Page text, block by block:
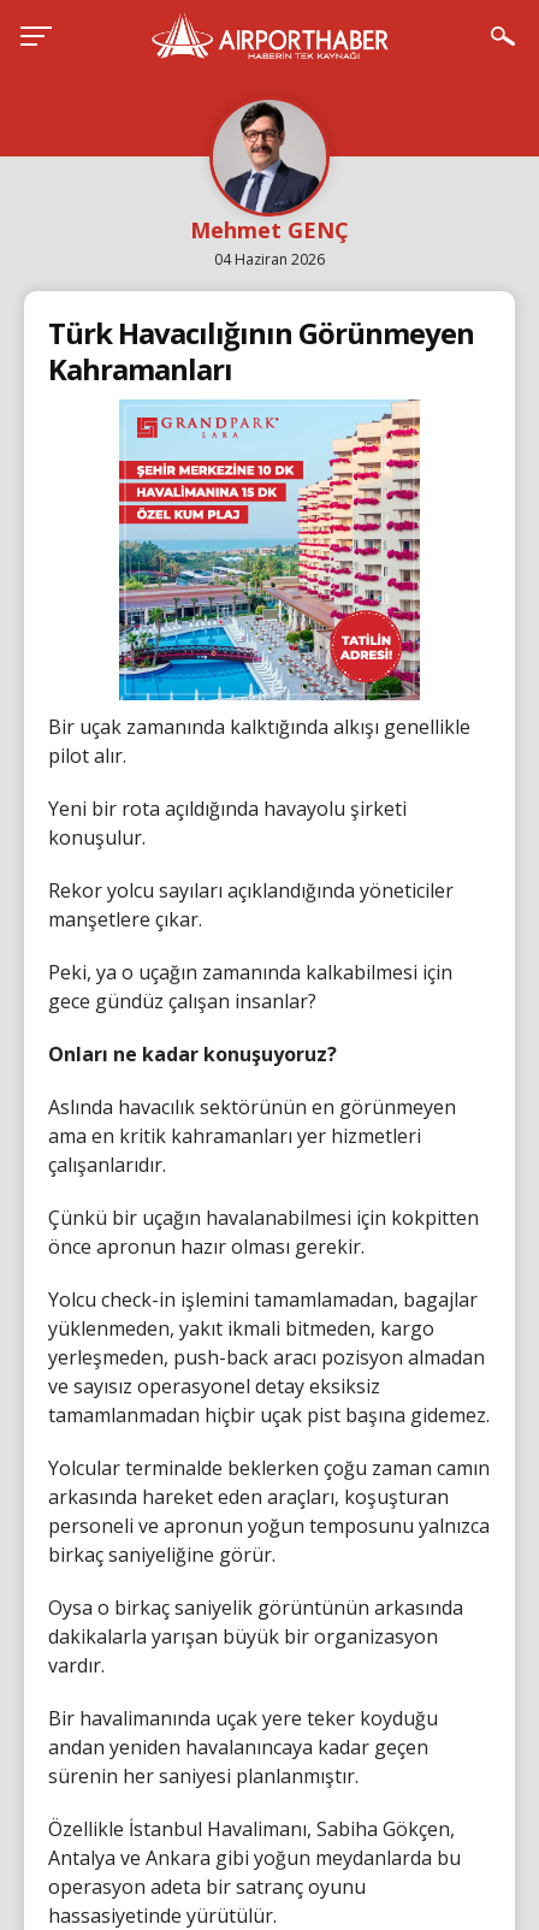
Mehmet GENÇ
04 Haziran 2026
Türk Havacılığının Görünmeyen
Kahramanları
Bir uçak zamanında kalktığında alkışı genellikle
pilot alır.
Yeni bir rota açıldığında havayolu şirketi
konuşulur.
Rekor yolcu sayıları açıklandığında yöneticiler
manşetlere çıkar.
Peki, ya o uçağın zamanında kalkabilmesi için
gece gündüz çalışan insanlar?
Onları ne kadar konuşuyoruz?
Aslında havacılık sektörünün en görünmeyen
ama en kritik kahramanları yer hizmetleri
çalışanlarıdır.
Çünkü bir uçağın havalanabilmesi için kokpitten
önce apronun hazır olması gerekir.
Yolcu check-in işlemini tamamlamadan, bagajlar
yüklenmeden, yakıt ikmali bitmeden, kargo
yerleşmeden, push-back aracı pozisyon almadan
ve sayısız operasyonel detay eksiksiz
tamamlanmadan hiçbir uçak pist başına gidemez.
Yolcular terminalde beklerken çoğu zaman camın
arkasında hareket eden araçları, koşuşturan
personeli ve apronun yoğun temposunu yalnızca
birkaç saniyeliğine görür.
Oysa o birkaç saniyelik görüntünün arkasında
dakikalarla yarışan büyük bir organizasyon
vardır.
Bir havalimanında uçak yere teker koyduğu
andan yeniden havalanıncaya kadar geçen
sürenin her saniyesi planlanmıştır.
Özellikle İstanbul Havalimanı, Sabiha Gökçen,
Antalya ve Ankara gibi yoğun meydanlarda bu
operasyon adeta bir satranç oyunu
hassasiyetinde yürütülür.